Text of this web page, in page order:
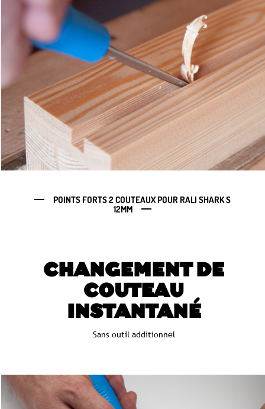
POINTS FORTS 2 COUTEAUX POUR RALI SHARK S
12MM
CHANGEMENT DE
COUTEAU
INSTANTANÉ
Sans outil additionnel